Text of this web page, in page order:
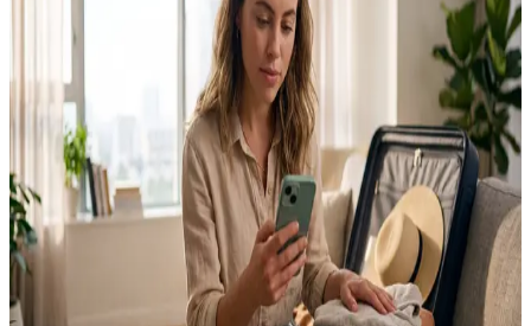
Kahve Asistanı, OpenAI'nin dil modeli ile MediaMarkt'ın canlı
ürün, stok ve fiyat sistemlerini birleştirir; kullanıcının damak zevkine
uyan, o an stoktaki ürünleri güncel fiyatıyla önerir.
MÜŞTERİ
Satış Danışmanı
KANALLAR
Web Sitesi · Mobil Uygulama
ENTEGRASYON NOKTALARI
Ürün Arama · Ürün Önerisi
ENTEGRE SİSTEMLER
OpenAI · MediaMarkt Ürün Bilgileri